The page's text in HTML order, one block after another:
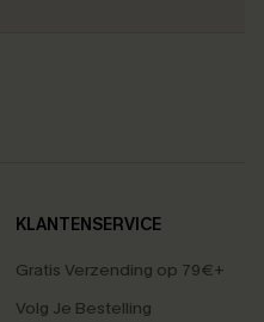
KLANTENSERVICE
Gratis Verzending op 79€+
Volg Je Bestelling